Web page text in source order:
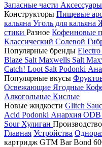
Запасные части Аксессуары
Конструкторы Пищевые
кальяна Уголь для кальяна
стики Разное Кофеиновые
Классический Солевой
Популярные бренды Electro
Blaze Salt Maxwells Salt
Catch! Loot Salt Podonki
Популярные вкусы
Освежающие Ягодные
Алкогольные Кислые
Новые жидкости Glitch
Acid Podonki Анархия ODB
Sour Хулиган Производство
Главная Устройства
картридж GTM Bar Bond